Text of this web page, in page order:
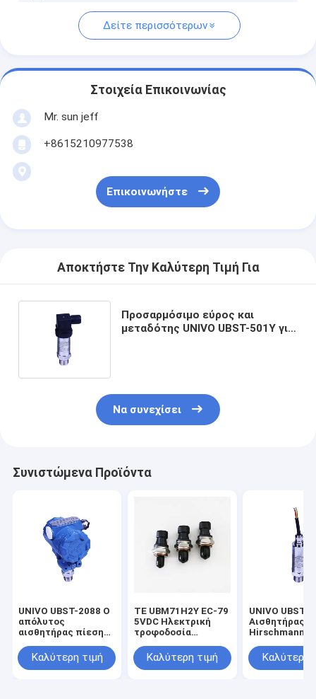
Δείτε περισσότερων
Στοιχεία Επικοινωνίας
Mr. sun jeff
+8615210977538
Επικοινωνήστε
Αποκτήστε Την Καλύτερη Τιμή Για
Προσαρμόσιμο εύρος και
μεταδότης UNIVO UBST-501Y για
Να συνεχίσει
Συνιστώμενα Προϊόντα
UNIVO UBST-2088 Ο
απόλυτος
αισθητήρας πίεσης
επιπέδου υγρού
προσαρμοσμένος
Καλύτερη τιμή
TE UBM71H2Y EC-79
5VDC Ηλεκτρική
τροφοδοσία
Αποθήκευση
Αισθητήρας πίεσης
Καλύτερη τιμή
UNIVO UBST-
Αισθητήρας
Hirschmann
επιπέδου
αισθητήρες
Καλύτερη